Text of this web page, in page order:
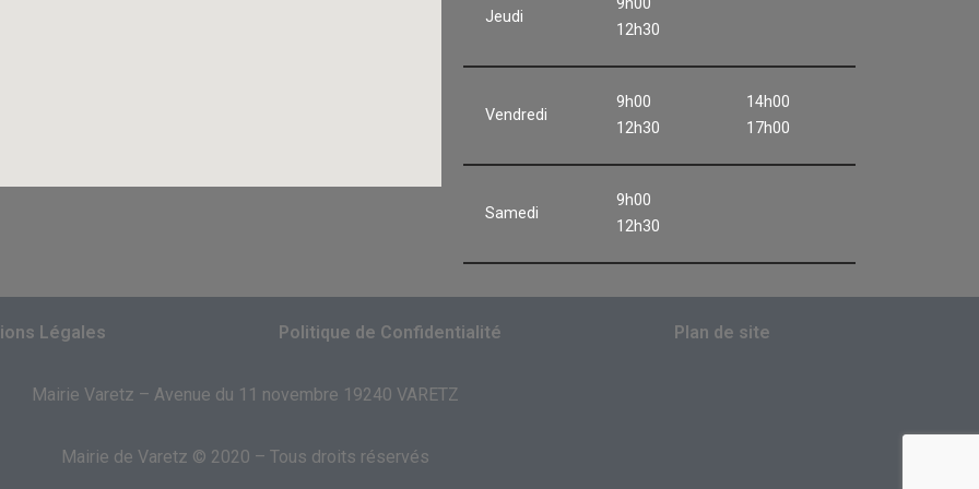
Jeudi
9h00
12h30
Vendredi
9h00
12h30
14h00
17h00
Samedi
9h00
12h30
Légales Politique de Confidentialité Plan de site
Mairie Varetz – Avenue du 11 novembre 19240 VARETZ
Mairie de Varetz © 2020 – Tous droits réservés